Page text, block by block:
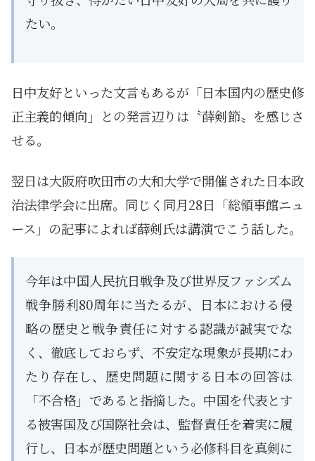
たい。
日中友好といった文言もあるが「日本国内の歴史修
正主義的傾向」との発言辺りは〝薛剣節〟を感じさ
せる。
翌日は大阪府吹田市の大和大学で開催された日本政
治法律学会に出席。同じく同月28日「総領事館ニュ
ース」の記事によれば薛剣氏は講演でこう話した。
今年は中国人民抗日戦争及び世界反ファシズム
戦争勝利80周年に当たるが、日本における侵
略の歴史と戦争責任に対する認識が誠実でな
く、徹底しておらず、不安定な現象が長期にわ
たり存在し、歴史問題に関する日本の回答は
「不合格」であると指摘した。中国を代表とす
る被害国及び国際社会は、監督責任を着実に履
行し、日本が歴史問題という必修科目を真剣に